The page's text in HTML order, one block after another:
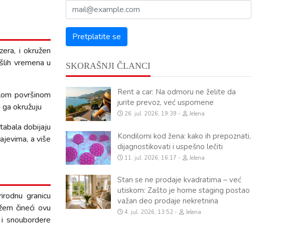
i okružen
vremena u
površinom
okružuju
dobijaju
a više
granicu
čineći ovu
snoubordere
SKORAŠNJI ČLANCI
Rent a car: Na odmoru ne želite da
jurite prevoz, već uspomene
26. jul. 2026, 19:39 Jelena
Kondilomi kod žena: kako ih prepoznati,
dijagnostikovati i uspešno lečiti
11. jul. 2026, 16:17 Jelena
Stan se ne prodaje kvadratima – već
utiskom: Zašto je home staging postao
važan deo prodaje nekretnina
4. jul. 2026, 13:52 Jelena